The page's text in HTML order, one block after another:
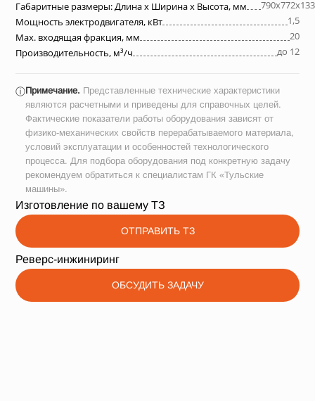
Габаритные размеры: Длина х Ширина х Высота, мм
Мощность электродвигателя, кВт
1,5
Max. входящая фракция, мм
20
Производительность, м³/ч
до 12
ⓘПримечание. Представленные технические характеристики
являются расчетными и приведены для справочных целей.
Фактические показатели работы оборудования зависят от
физико-механических свойств перерабатываемого материала,
условий эксплуатации и особенностей технологического
процесса. Для подбора оборудования под конкретную задачу
рекомендуем обратиться к специалистам ГК «Тульские
машины».
Изготовление по вашему ТЗ
ОТПРАВИТЬ ТЗ
Реверс-инжиниринг
ОБСУДИТЬ ЗАДАЧУ